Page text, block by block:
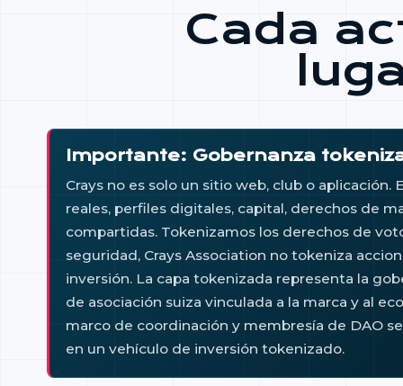
Cada
Importante: Gobernanza
Crays no es solo un sitio web, club o
reales, perfiles digitales, capital, derechos de
compartidas. Tokenizamos los derechos de
seguridad, Crays Association no tokeniza
inversión. La capa tokenizada representa la
de asociación suiza vinculada a la marca y al
marco de coordinación y membresía de DAO
en un vehículo de inversión tokenizado.